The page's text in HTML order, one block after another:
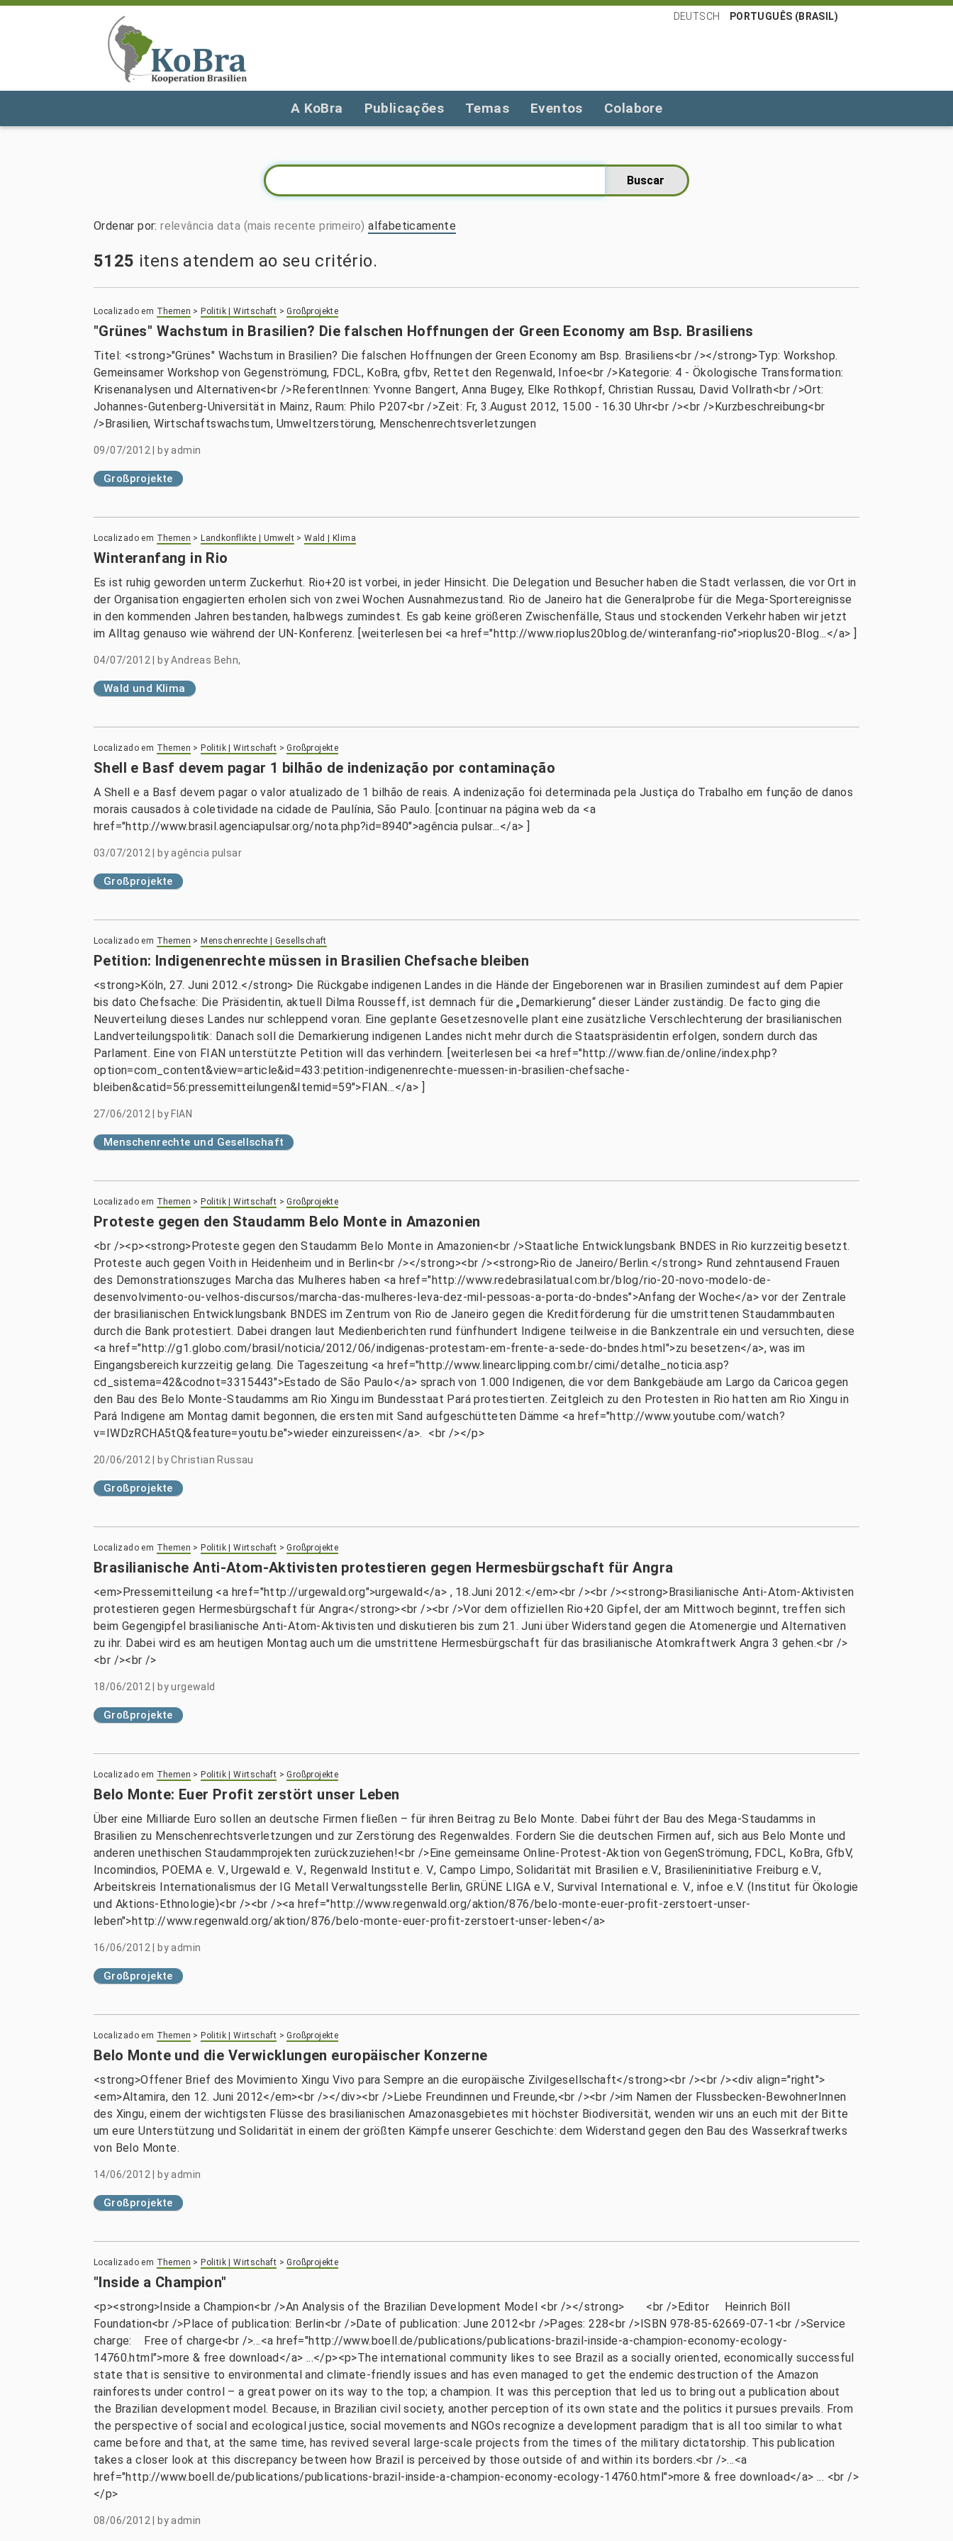
DEUTSCH PORTUGUÊS (BRASIL)
A KoBra Publicações Temas Eventos Colabore
Ordenar por:relevância data (mais recente primeiro) alfabeticamente
5125 itens atendem ao seu critério.
Localizado em Themen > Politik | Wirtschaft >Großprojekte
"Grünes" Wachstum in Brasilien? Die falschen Hoffnungen der Green Economy am Bsp. Brasiliens
Titel: <strong>"Grünes" Wachstum in Brasilien? Die falschen Hoffnungen der Green Economy am Bsp. Brasiliens<br /></strong>Typ: Workshop.
Gemeinsamer Workshop von Gegenströmung, FDCL, KoBra, gfbv, Rettet den Regenwald, Infoe<br />Kategorie: 4 - Ökologische Transformation:
Krisenanalysen und Alternativen<br />ReferentInnen: Yvonne Bangert, Anna Bugey, Elke Rothkopf, Christian Russau, David Vollrath<br />Ort:
Johannes-Gutenberg-Universität in Mainz, Raum: Philo P207<br />Zeit: Fr, 3.August 2012, 15.00 - 16.30 Uhr<br /><br />Kurzbeschreibung<br
/>Brasilien, Wirtschaftswachstum, Umweltzerstörung, Menschenrechtsverletzungen
09/07/2012 byadmin
Großprojekte
Localizado em Themen > Landkonflikte | Umwelt >Wald | Klima
Winteranfang in Rio
Es ist ruhig geworden unterm Zuckerhut. Rio+20 ist vorbei, in jeder Hinsicht. Die Delegation und Besucher haben die Stadt verlassen, die vor Ort in
der Organisation engagierten erholen sich von zwei Wochen Ausnahmezustand. Rio de Janeiro hat die Generalprobe für die Mega-Sportereignisse
in den kommenden Jahren bestanden, halbwegs zumindest. Es gab keine größeren Zwischenfälle, Staus und stockenden Verkehr haben wir jetzt
im Alltag genauso wie während der UN-Konferenz. [weiterlesen bei <a href="http://www.rioplus20blog.de/winteranfang-rio">rioplus20-Blog...</a> ]
04/07/2012 byAndreas Behn,
Wald und Klima
Localizado em Themen > Politik | Wirtschaft >Großprojekte
Shell e Basf devem pagar 1 bilhão de indenização por contaminação
A Shell e a Basf devem pagar o valor atualizado de 1 bilhão de reais. A indenização foi determinada pela Justiça do Trabalho em função de danos
morais causados à coletividade na cidade de Paulínia, São Paulo. [continuar na página web da <a
href="http://www.brasil.agenciapulsar.org/nota.php?id=8940">agência pulsar...</a> ]
03/07/2012 byagência pulsar
Großprojekte
Localizado em Themen > Menschenrechte | Gesellschaft
Petition: Indigenenrechte müssen in Brasilien Chefsache bleiben
<strong>Köln, 27. Juni 2012.</strong> Die Rückgabe indigenen Landes in die Hände der Eingeborenen war in Brasilien zumindest auf dem Papier
bis dato Chefsache: Die Präsidentin, aktuell Dilma Rousseff, ist demnach für die „Demarkierung“ dieser Länder zuständig. De facto ging die
Neuverteilung dieses Landes nur schleppend voran. Eine geplante Gesetzesnovelle plant eine zusätzliche Verschlechterung der brasilianischen
Landverteilungspolitik: Danach soll die Demarkierung indigenen Landes nicht mehr durch die Staatspräsidentin erfolgen, sondern durch das
Parlament. Eine von FIAN unterstützte Petition will das verhindern. [weiterlesen bei <a href="http://www.fian.de/online/index.php?
option=com_content&view=article&id=433:petition-indigenenrechte-muessen-in-brasilien-chefsache-
bleiben&catid=56:pressemitteilungen&Itemid=59">FIAN...</a> ]
27/06/2012 by FIAN
Menschenrechte und Gesellschaft
Localizado em Themen > Politik | Wirtschaft >Großprojekte
Proteste gegen den Staudamm Belo Monte in Amazonien
<br /><p><strong>Proteste gegen den Staudamm Belo Monte in Amazonien<br />Staatliche Entwicklungsbank BNDES in Rio kurzzeitig besetzt.
Proteste auch gegen Voith in Heidenheim und in Berlin<br /></strong><br /><strong>Rio de Janeiro/Berlin.</strong> Rund zehntausend Frauen
des Demonstrationszuges Marcha das Mulheres haben <a href="http://www.redebrasilatual.com.br/blog/rio-20-novo-modelo-de-
desenvolvimento-ou-velhos-discursos/marcha-das-mulheres-leva-dez-mil-pessoas-a-porta-do-bndes">Anfang der Woche</a> vor der Zentrale
der brasilianischen Entwicklungsbank BNDES im Zentrum von Rio de Janeiro gegen die Kreditförderung für die umstrittenen Staudammbauten
durch die Bank protestiert. Dabei drangen laut Medienberichten rund fünfhundert Indigene teilweise in die Bankzentrale ein und versuchten, diese
<a href="http://g1.globo.com/brasil/noticia/2012/06/indigenas-protestam-em-frente-a-sede-do-bndes.html">zu besetzen</a>, was im
Eingangsbereich kurzzeitig gelang. Die Tageszeitung <a href="http://www.linearclipping.com.br/cimi/detalhe_noticia.asp?
cd_sistema=42&codnot=3315443">Estado de São Paulo</a> sprach von 1.000 Indigenen, die vor dem Bankgebäude am Largo da Caricoa gegen
den Bau des Belo Monte-Staudamms am Rio Xingu im Bundesstaat Pará protestierten. Zeitgleich zu den Protesten in Rio hatten am Rio Xingu in
Pará Indigene am Montag damit begonnen, die ersten mit Sand aufgeschütteten Dämme <a href="http://www.youtube.com/watch?
v=IWDzRCHA5tQ&feature=youtu.be">wieder einzureissen</a>. <br /></p>
20/06/2012 byChristian Russau
Großprojekte
Localizado em Themen > Politik | Wirtschaft >Großprojekte
Brasilianische Anti-Atom-Aktivisten protestieren gegen Hermesbürgschaft für Angra
<em>Pressemitteilung <a href="http://urgewald.org">urgewald</a> , 18.Juni 2012:</em><br /><br /><strong>Brasilianische Anti-Atom-Aktivisten
protestieren gegen Hermesbürgschaft für Angra</strong><br /><br />Vor dem offiziellen Rio+20 Gipfel, der am Mittwoch beginnt, treffen sich
beim Gegengipfel brasilianische Anti-Atom-Aktivisten und diskutieren bis zum 21. Juni über Widerstand gegen die Atomenergie und Alternativen
zu ihr. Dabei wird es am heutigen Montag auch um die umstrittene Hermesbürgschaft für das brasilianische Atomkraftwerk Angra 3 gehen.<br />
<br /><br />
18/06/2012 byurgewald
Großprojekte
Localizado em Themen > Politik | Wirtschaft >Großprojekte
Belo Monte: Euer Profit zerstört unser Leben
Über eine Milliarde Euro sollen an deutsche Firmen fließen – für ihren Beitrag zu Belo Monte. Dabei führt der Bau des Mega-Staudamms in
Brasilien zu Menschenrechtsverletzungen und zur Zerstörung des Regenwaldes. Fordern Sie die deutschen Firmen auf, sich aus Belo Monte und
anderen unethischen Staudammprojekten zurückzuziehen!<br />Eine gemeinsame Online-Protest-Aktion von GegenStrömung, FDCL, KoBra, GfbV,
Incomindios, POEMA e. V., Urgewald e. V., Regenwald Institut e. V., Campo Limpo, Solidarität mit Brasilien e.V., Brasilieninitiative Freiburg e.V.,
Arbeitskreis Internationalismus der IG Metall Verwaltungsstelle Berlin, GRÜNE LIGA e.V., Survival International e. V., infoe e.V. (Institut für Ökologie
und Aktions-Ethnologie)<br /><br /><a href="http://www.regenwald.org/aktion/876/belo-monte-euer-profit-zerstoert-unser-
leben">http://www.regenwald.org/aktion/876/belo-monte-euer-profit-zerstoert-unser-leben</a>
16/06/2012 byadmin
Großprojekte
Localizado em Themen > Politik | Wirtschaft >Großprojekte
Belo Monte und die Verwicklungen europäischer Konzerne
<strong>Offener Brief des Movimiento Xingu Vivo para Sempre an die europäische Zivilgesellschaft</strong><br /><br /><div align="right">
<em>Altamira, den 12. Juni 2012</em><br /></div><br />Liebe Freundinnen und Freunde,<br /><br />im Namen der Flussbecken-BewohnerInnen
des Xingu, einem der wichtigsten Flüsse des brasilianischen Amazonasgebietes mit höchster Biodiversität, wenden wir uns an euch mit der Bitte
um eure Unterstützung und Solidarität in einem der größten Kämpfe unserer Geschichte: dem Widerstand gegen den Bau des Wasserkraftwerks
von Belo Monte.
14/06/2012 byadmin
Großprojekte
Localizado em Themen > Politik | Wirtschaft >Großprojekte
"Inside a Champion"
<p><strong>Inside a Champion<br />An Analysis of the Brazilian Development Model <br /></strong> <br />Editor Heinrich Böll
Foundation<br />Place of publication: Berlin<br />Date of publication: June 2012<br />Pages: 228<br />ISBN 978-85-62669-07-1<br />Service
charge: Free of charge<br />...<a href="http://www.boell.de/publications/publications-brazil-inside-a-champion-economy-ecology-
14760.html">more & free download</a> ...</p><p>The international community likes to see Brazil as a socially oriented, economically successful
state that is sensitive to environmental and climate-friendly issues and has even managed to get the endemic destruction of the Amazon
rainforests under control – a great power on its way to the top; a champion. It was this perception that led us to bring out a publication about
the Brazilian development model. Because, in Brazilian civil society, another perception of its own state and the politics it pursues prevails. From
the perspective of social and ecological justice, social movements and NGOs recognize a development paradigm that is all too similar to what
came before and that, at the same time, has revived several large-scale projects from the times of the military dictatorship. This publication
takes a closer look at this discrepancy between how Brazil is perceived by those outside of and within its borders.<br />...<a
href="http://www.boell.de/publications/publications-brazil-inside-a-champion-economy-ecology-14760.html">more & free download</a> ... <br />
</p>
08/06/2012 byadmin